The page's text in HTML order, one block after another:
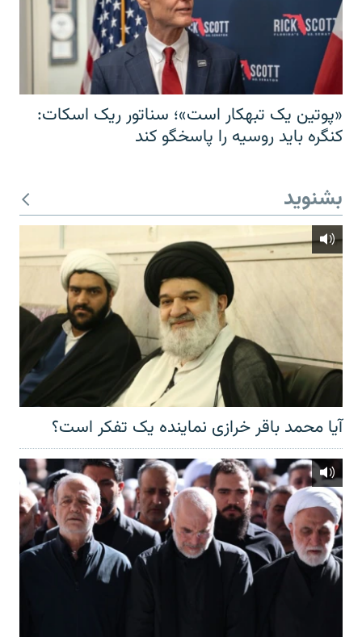
«پوتین یک تبهکار است»؛ سناتور ریک اسکات:
کنگره باید روسیه را پاسخگو کند
بشنوید
آیا محمد باقر خرازی نماینده یک تفکر است؟